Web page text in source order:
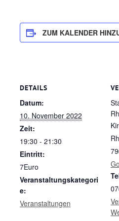
ZUM KALENDER
DETAILS
Datum:
10. November 2022
Zeit:
19:30 - 21:30
Eintritt:
7Euro
Veranstaltungskategori
e:
Veranstaltungen